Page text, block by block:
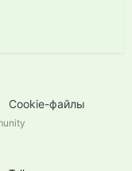
Cookie-файлы